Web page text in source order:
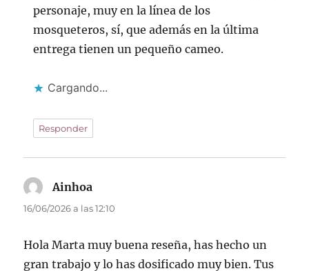
personaje, muy en la línea de los
mosqueteros, sí, que además en la última
entrega tienen un pequeño cameo.
Cargando...
Responder
Ainhoa
16/06/2026 a las 12:10
Hola Marta muy buena reseña, has hecho un
gran trabajo y lo has dosificado muy bien. Tus